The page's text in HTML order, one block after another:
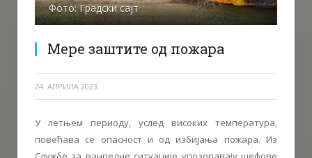
Фото: Градски сајт
Мере заштите од пожара
24. АПРИЛА 2023.
У летњем периоду, услед високих температура,
повећава се опасност и од избиjања пожара. Из